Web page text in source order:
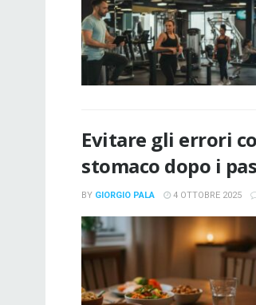
Evitare gli errori
stomaco dopo i
BY GIORGIO PALA 4 OTTOBRE 2025